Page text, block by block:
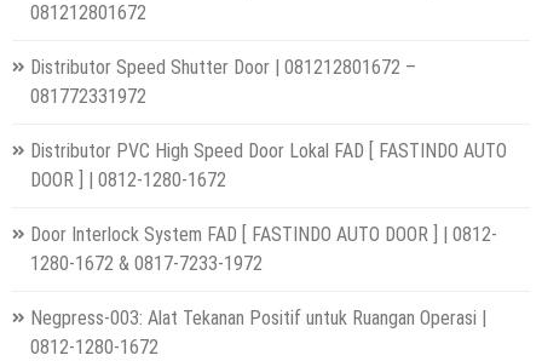
081212801672
Distributor Speed Shutter Door | 081212801672 –
081772331972
Distributor PVC High Speed Door Lokal FAD [ FASTINDO AUTO
DOOR ] | 0812-1280-1672
Door Interlock System FAD [ FASTINDO AUTO DOOR ] | 0812-
1280-1672 & 0817-7233-1972
Negpress-003: Alat Tekanan Positif untuk Ruangan Operasi |
0812-1280-1672